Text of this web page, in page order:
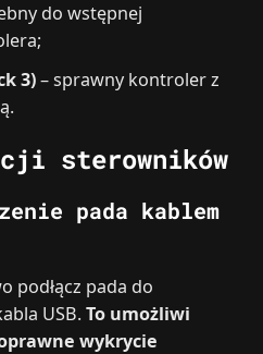
do wstępnej
3)– sprawny kontroler z
sterowników
pada kablem
podłącz pada do
USB. To umożliwi
wykrycie